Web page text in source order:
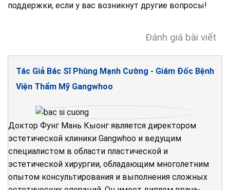
поддержки, если у вас возникнут другие вопросы!
Đánh giá bài viết
Tác Giả Bác Sĩ Phùng Mạnh Cường - Giám Đốc Bệnh
Viện Thẩm Mỹ Gangwhoo
Доктор Фунг Мань Кыонг является директором
эстетической клиники Gangwhoo и ведущим
специалистом в области пластической и
эстетической хирургии, обладающим многолетним
опытом консультирования и выполнения сложных